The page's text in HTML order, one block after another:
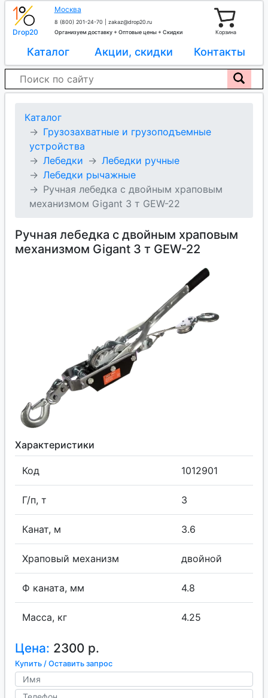
Drop20
Москва
8 (800) 201-24-70
zakaz@drop20.ru
Организуем доставку + Оптовые цены + Скидки
Корзина
Каталог Акции, скидки Контакты
Каталог
Грузозахватные и грузоподъемные
устройства
Лебедки
Лебедки ручные
Лебедки рычажные
Ручная лебедка с двойным храповым
механизмом Gigant 3 т GEW-22
Ручная лебедка с двойным храповым
механизмом Gigant 3 т GEW-22
Характеристики
Код 1012901
Г/п, т 3
Канат, м 3.6
Храповый механизм двойной
Ф каната, мм 4.8
Масса, кг 4.25
Цена: 2300 р.
Купить / Оставить запрос